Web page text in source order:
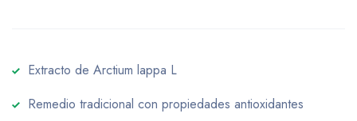
Extracto de Arctium lappa L
Remedio tradicional con propiedades antioxidantes